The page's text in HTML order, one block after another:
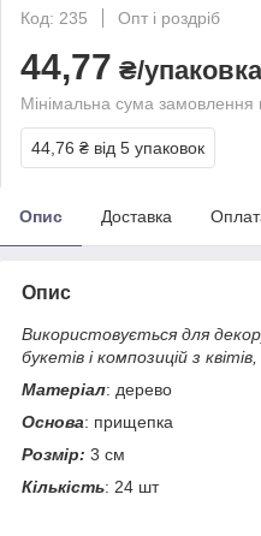
Код: 235
Опт і роздріб
44,77 ₴/упаковка
Мінімальна сума
44,76 ₴ від 5 упаковок
Опис Доставка
Опис
Використовується для
букетів і композицій з
Матеріал: дерево
Основа: прищепка
Розмір: 3 см
Кількість: 24 шт